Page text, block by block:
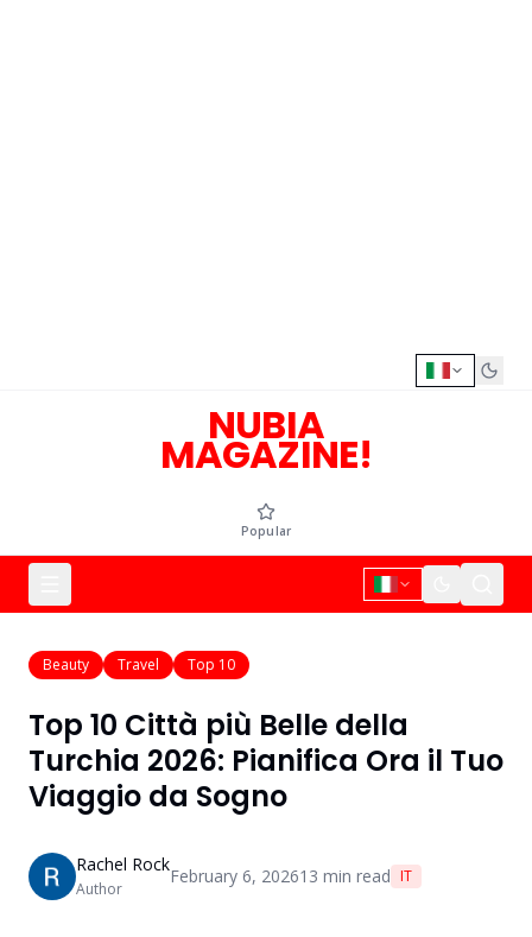
NUBIA
MAGAZINE!
Popular
Beauty Travel Top 10
Top 10 Città più Belle della
Turchia 2026: Pianifica Ora il Tuo
Viaggio da Sogno
Rachel Rock
Author
February 6, 202613 min read IT